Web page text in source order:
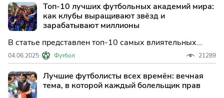
Топ-10 лучших футбольных академий мира:
как клубы выращивают звёзд и
зарабатывают миллионы
В статье представлен топ-10 самых влиятельных
футбольных академий мира, которые благодаря своей
уникальной философии и воспитанию талантов
формируют будущее клубного и мирового футбола.
04.06.2025 Футбол 21289
Лучшие футболисты всех времён: вечная
тема, в которой каждый болельщик прав